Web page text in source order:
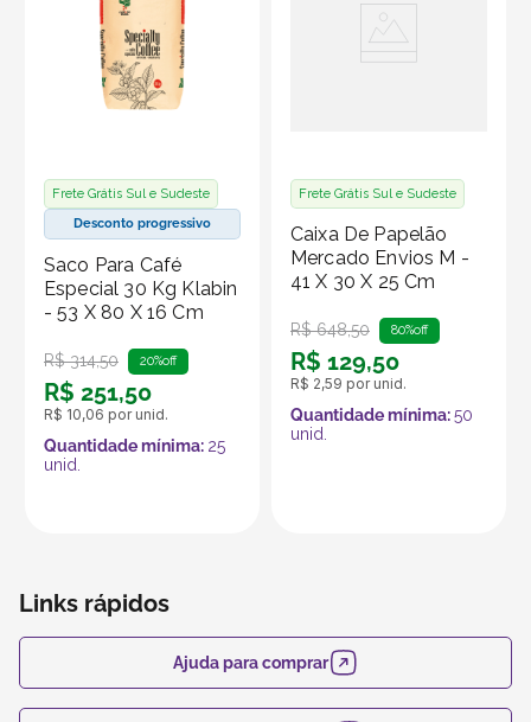
Frete Grátis Sul e Sudeste
Desconto progressivo
Saco Para Café
Especial 30 Kg Klabin
- 53 X 80 X 16 Cm
R$ 314,50 20%off
R$ 251,50
R$ 10,06 por unid.
Quantidade mínima: 25
unid.
Frete Grátis Sul e Sudeste
Caixa De Papelão
Mercado Envios M -
41 X 30 X 25 Cm
R$ 648,50 80%off
R$ 129,50
R$ 2,59 por unid.
Quantidade mínima:50
unid.
Links rápidos
Ajuda para comprar